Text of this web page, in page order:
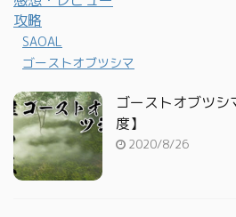
攻略
SAOAL
ゴーストオブツシマ
ゴーストオブツシ
度】
2020/8/26